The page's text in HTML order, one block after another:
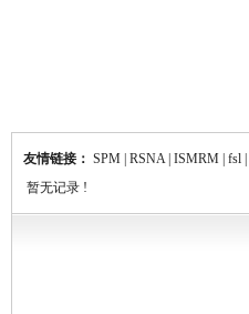
友情链接： SPM RSNA ISMRM fsl
暂无记录 !